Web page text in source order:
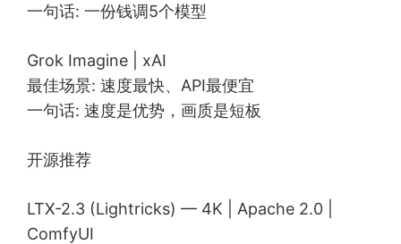
一句话: 一份钱调5个模型
Grok Imagine | xAI
最佳场景: 速度最快、API最便宜
一句话: 速度是优势，画质是短板
开源推荐
LTX-2.3 (Lightricks) — 4K | Apache 2.0 |
ComfyUI